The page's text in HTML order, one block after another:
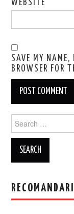
WEBSITE
SAVE MY
BROWSER FOR
for:
RECOMANDARI